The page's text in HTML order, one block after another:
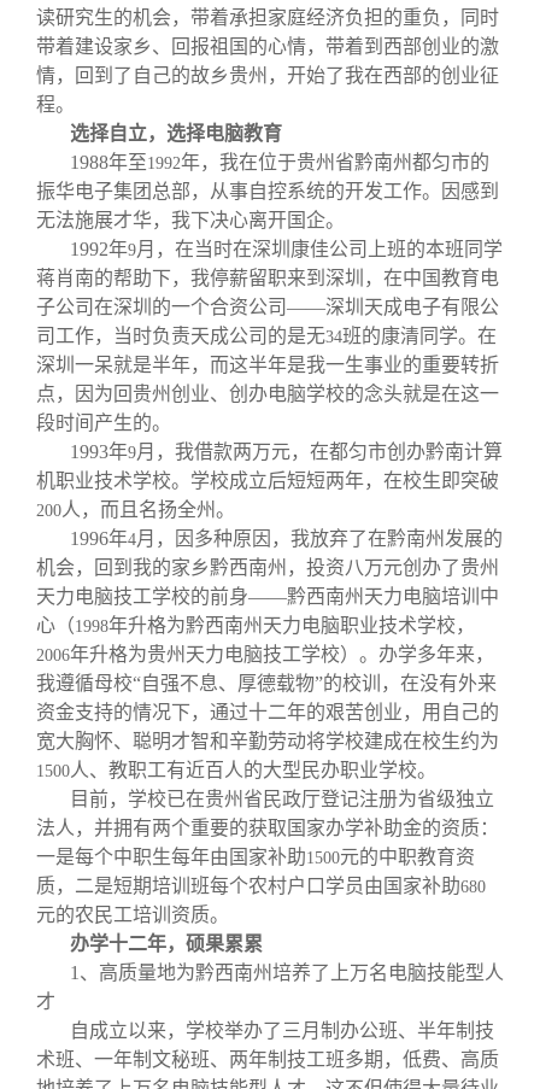
读研究生的机会，带着承担家庭经济负担的重负，同时
带着建设家乡、回报祖国的心情，带着到西部创业的激
情，回到了自己的故乡贵州，开始了我在西部的创业征
程。
选择自立，选择电脑教育
1988年至1992年，我在位于贵州省黔南州都匀市的
振华电子集团总部，从事自控系统的开发工作。因感到
无法施展才华，我下决心离开国企。
1992年9月，在当时在深圳康佳公司上班的本班同学
蒋肖南的帮助下，我停薪留职来到深圳，在中国教育电
子公司在深圳的一个合资公司——深圳天成电子有限公
司工作，当时负责天成公司的是无34班的康清同学。在
深圳一呆就是半年，而这半年是我一生事业的重要转折
点，因为回贵州创业、创办电脑学校的念头就是在这一
段时间产生的。
1993年9月，我借款两万元，在都匀市创办黔南计算
机职业技术学校。学校成立后短短两年，在校生即突破
200人，而且名扬全州。
1996年4月，因多种原因，我放弃了在黔南州发展的
机会，回到我的家乡黔西南州，投资八万元创办了贵州
天力电脑技工学校的前身——黔西南州天力电脑培训中
心（1998年升格为黔西南州天力电脑职业技术学校，
2006年升格为贵州天力电脑技工学校）。办学多年来，
我遵循母校“自强不息、厚德载物”的校训，在没有外来
资金支持的情况下，通过十二年的艰苦创业，用自己的
宽大胸怀、聪明才智和辛勤劳动将学校建成在校生约为
1500人、教职工有近百人的大型民办职业学校。
目前，学校已在贵州省民政厅登记注册为省级独立
法人，并拥有两个重要的获取国家办学补助金的资质：
一是每个中职生每年由国家补助1500元的中职教育资
质，二是短期培训班每个农村户口学员由国家补助680
元的农民工培训资质。
办学十二年，硕果累累
1 、高质量地为黔西南州培养了上万名电脑技能型人
才
自成立以来，学校举办了三月制办公班、半年制技
术班、一年制文秘班、两年制技工班多期，低费、高质